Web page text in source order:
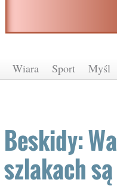
Wiara Sport Myśl
Beskidy:
szlakach